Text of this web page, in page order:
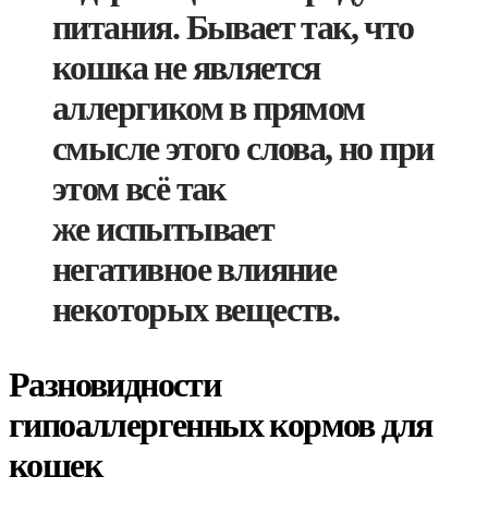
питания. Бывает так, что
кошка не является
аллергиком в прямом
смысле этого слова, но при
этом всё так
же испытывает
негативное влияние
некоторых веществ.
Разновидности
гипоаллергенных кормов для
кошек